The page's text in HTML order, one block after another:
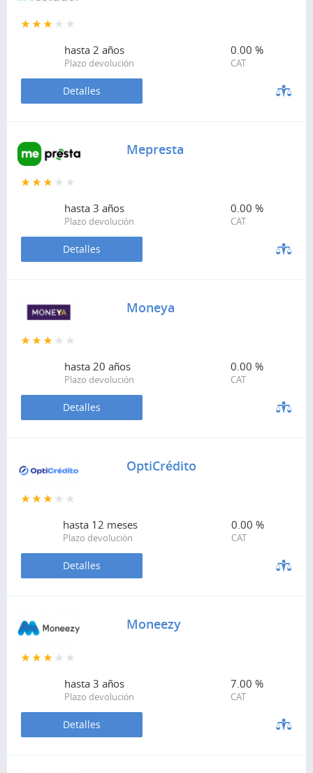
hasta 2 años
Plazo devolución
0.00 %
CAT
Detalles
Mepresta
hasta 3 años
Plazo devolución
0.00 %
CAT
Detalles
Moneya
hasta 20 años
Plazo devolución
0.00 %
CAT
Detalles
OptiCrédito
hasta 12 meses
Plazo devolución
0.00 %
CAT
Detalles
Moneezy
hasta 3 años
Plazo devolución
7.00 %
CAT
Detalles